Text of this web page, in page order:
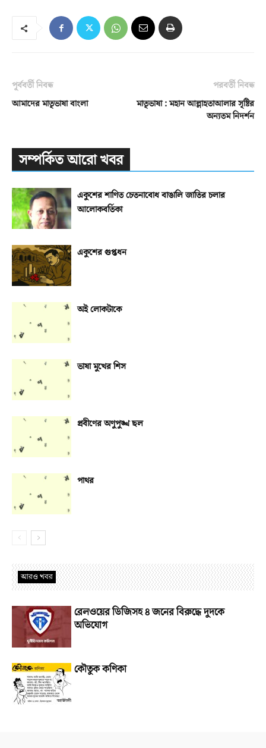
পূর্ববর্তী নিবন্ধ
আমাদের মাতৃভাষা বাংলা
পরবর্তী নিবন্ধ
মাতৃভাষা : মহান আল্লাহতাআলার সৃষ্টির
অন্যতম নিদর্শন
সম্পর্কিত আরো খবর
একুশের শাণিত চেতনাবোধ বাঙালি জাতির চলার
আলোকবর্তিকা
একুশের গুপ্তধন
অই লোকটাকে
ভাষা মুখের শিস
প্রবীণের অণুপুঙ্খ ছল
পাথর
আরও খবর
রেলওয়ের ডিজিসহ ৪ জনের বিরুদ্ধে দুদকে
অভিযোগ
কৌতুক কণিকা